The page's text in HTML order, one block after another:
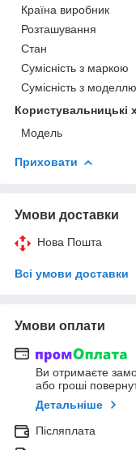
Країна виробник
Розташування
Стан
Сумісність з маркою
Сумісність з моделлю
Користувальницькі
Мoдель
Приховати
Умови доставки
Нова Пошта
Всі умови доставки
Умови оплати
Ви отримаєте
або гроші
Детальніше
Післяплата